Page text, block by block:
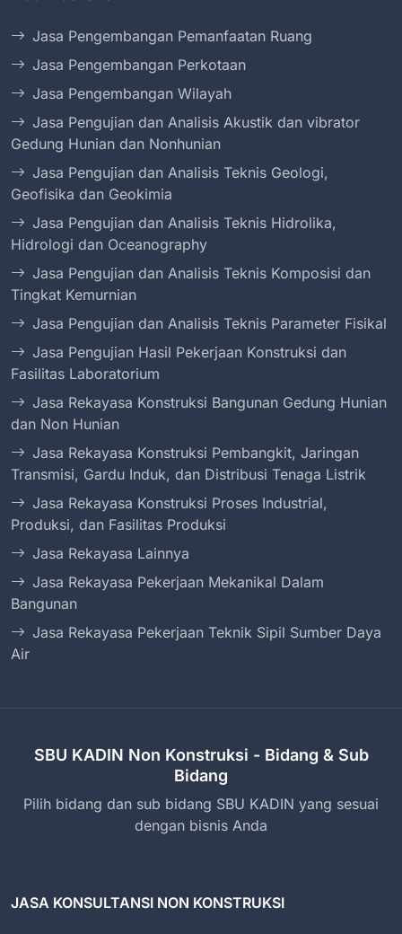
Jasa Pengembangan Pemanfaatan Ruang
Jasa Pengembangan Perkotaan
Jasa Pengembangan Wilayah
Jasa Pengujian dan Analisis Akustik dan vibrator
Gedung Hunian dan Nonhunian
Jasa Pengujian dan Analisis Teknis Geologi,
Geofisika dan Geokimia
Jasa Pengujian dan Analisis Teknis Hidrolika,
Hidrologi dan Oceanography
Jasa Pengujian dan Analisis Teknis Komposisi dan
Tingkat Kemurnian
Jasa Pengujian dan Analisis Teknis Parameter Fisikal
Jasa Pengujian Hasil Pekerjaan Konstruksi dan
Fasilitas Laboratorium
Jasa Rekayasa Konstruksi Bangunan Gedung Hunian
dan Non Hunian
Jasa Rekayasa Konstruksi Pembangkit, Jaringan
Transmisi, Gardu Induk, dan Distribusi Tenaga Listrik
Jasa Rekayasa Konstruksi Proses Industrial,
Produksi, dan Fasilitas Produksi
Jasa Rekayasa Lainnya
Jasa Rekayasa Pekerjaan Mekanikal Dalam
Bangunan
Jasa Rekayasa Pekerjaan Teknik Sipil Sumber Daya
Air
SBU KADIN Non Konstruksi - Bidang & Sub
Bidang
Pilih bidang dan sub bidang SBU KADIN yang sesuai
dengan bisnis Anda
JASA KONSULTANSI NON KONSTRUKSI